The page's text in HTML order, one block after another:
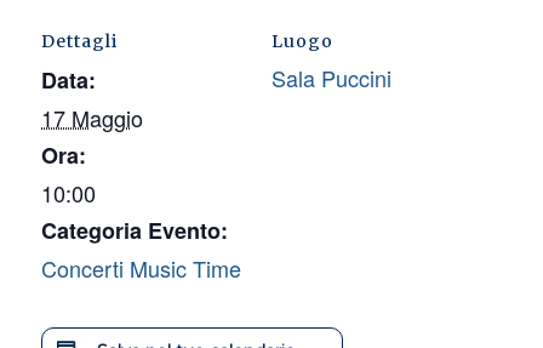
Dettagli
Data:
17 Maggio
Ora:
10:00
Categoria Evento:
Concerti Music Time
Luogo
Sala Puccini